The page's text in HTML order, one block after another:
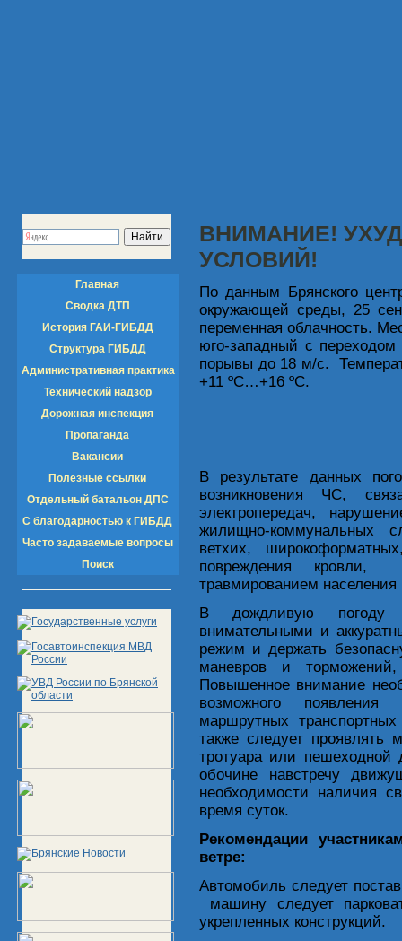
Главная
Сводка ДТП
История ГАИ-ГИБДД
Структура ГИБДД
Административная практика
Технический надзор
Дорожная инспекция
Пропаганда
Вакансии
Полезные ссылки
Отдельный батальон ДПС
С благодарностью к ГИБДД
Часто задаваемые вопросы
Поиск
ВНИМАНИЕ!
УСЛОВИЙ!
По данным Брянского
окружающей среды, 25
переменная облачность.
юго-западный с
порывы до 18 м/с.
+11 ºC…+16 ºC.
В результате данных
возникновения ЧС,
электропередач,
жилищно-коммунальных
ветхих,
повреждения
травмированием
В дождливую погоду
внимательными и
режим и держать
маневров и
Повышенное внимание
возможного
маршрутных
также следует проявлять
тротуара или пешеходной
обочине навстречу
необходимости наличия
время суток.
Рекомендации
ветре:
Автомобиль следует
машину следует
укрепленных конструкций.